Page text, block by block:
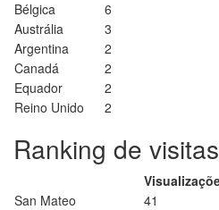
Bélgica
6
Austrália
3
Argentina
2
Canadá
2
Equador
2
Reino Unido
2
Ranking de
San Mateo
41